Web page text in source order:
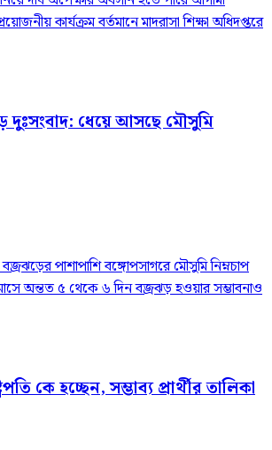
কার্যক্রম বর্তমানে মাদরাসা শিক্ষা অধিদপ্তরে
দুঃসংবাদ: ধেয়ে আসছে মৌসুমি
পাশাপাশি বঙ্গোপসাগরে মৌসুমি নিম্নচাপ
অন্তত ৫ থেকে ৬ দিন বজ্রঝড় হওয়ার সম্ভাবনাও
কে হচ্ছেন, সম্ভাব্য প্রার্থীর তালিকা